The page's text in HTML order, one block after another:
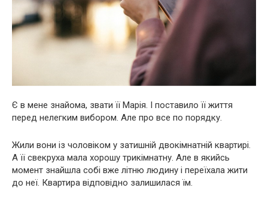
Є в мене знайома, звати її Марія. І поставило її життя
перед нелегким вибором. Але про все по порядку.
Жили вони із чоловіком у затишній двокімнатній квартирі.
А її свекруха мала хорошу трикімнатну. Але в якийсь
момент знайшла собі вже літню людину і переїхала жити
до неї. Квартира відповідно залишилася їм.